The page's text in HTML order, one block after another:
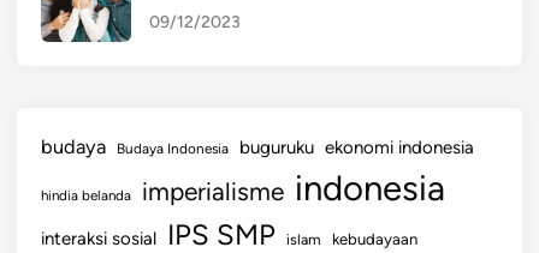
09/12/2023
budaya Budaya Indonesia buguruku ekonomi indonesia
hindia belanda imperialisme indonesia
interaksi sosial IPS SMP islam kebudayaan